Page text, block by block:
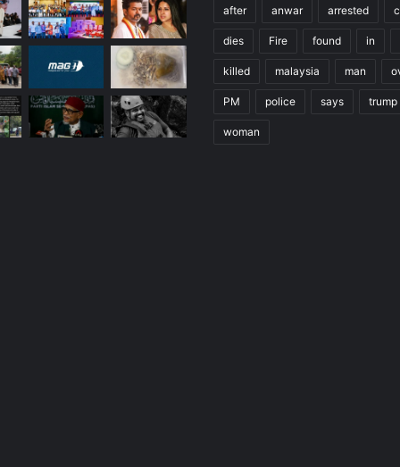
after anwar arrested
dies Fire found in
killed malaysia man
PM police says trump
woman